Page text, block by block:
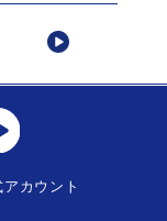
カウント